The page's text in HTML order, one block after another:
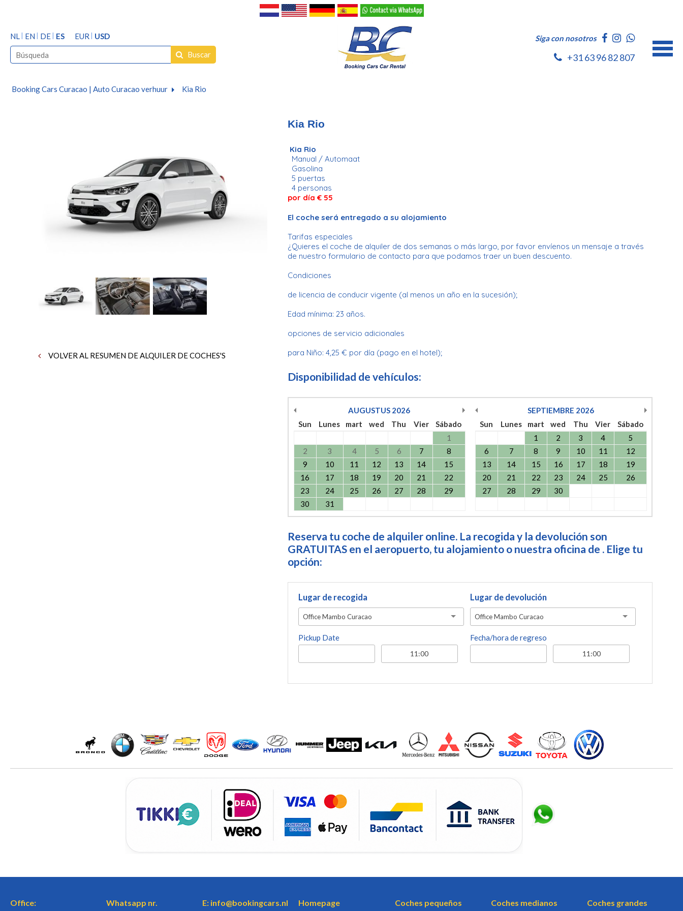
NL EN DE ES EUR
USD
Buscar
Siga con nosotros
+31 63 96 82 807
Booking Cars Curacao | Auto Curacao verhuur Kia Rio
VOLVER AL RESUMEN DE ALQUILER DE COCHES'S
Kia Rio
Kia Rio
Manual / Automaat
Gasolina
5 puertas
4 personas
por día € 55
El coche será entregado a su alojamiento
Tarifas especiales
¿Quieres el coche de alquiler de dos semanas o más largo, por favor envíenos un mensaje a través
de nuestro formulario de contacto para que podamos traer un buen descuento.
Condiciones
de licencia de conducir vigente (al menos un año en la sucesión);
Edad mínima: 23 años.
opciones de servicio adicionales
para Niño: 4,25 € por día (pago en el hotel);
Disponibilidad de vehículos:
AUGUSTUS 2026
Sun
Lunes mart wed Thu Vier
Sábado
1
2
3 4 5 6 7
8
9
10 11 12 13 14
15
16
17 18 19 20 21
22
23
24 25 26 27 28
29
30
31
SEPTIEMBRE 2026
Sun
Lunes mart wed Thu Vier
Sábado
1
2 3 4
5
6
7 8 9 10 11
12
13
14 15 16 17 18
19
20
21 22 23 24 25
26
27
28 29 30
Reserva tu coche de alquiler online. La recogida y la devolución son
GRATUITAS en el aeropuerto, tu alojamiento o nuestra oficina de . Elige tu
opción:
Lugar de recogida
Office Mambo Curacao
Pickup Date
Lugar de devolución
Office Mambo Curacao
Fecha/hora de regreso
Office:
Whatsapp nr.
E: info@bookingcars.nl Homepage Coches pequeños Coches medianos Coches grandes